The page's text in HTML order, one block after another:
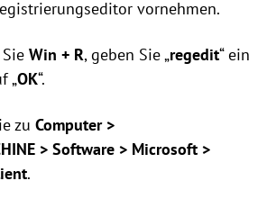
vornehmen.
Win + R, geben Sie „regedit“ ein
„OK“.
zu Computer >
> Software > Microsoft >
.